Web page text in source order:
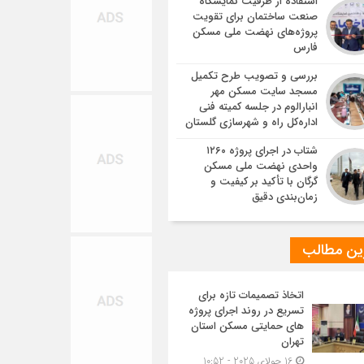
صنعت ساختمان برای تقویت
پروژه‌های نهضت ملی مسکن
فارس
بررسی و تصویب طرح تکمیل
مسجد سایت مسکن مهر
انبارالوم در جلسه کمیته فنی
اداره‌کل راه و شهرسازی گلستان
شتاب در اجرای پروژه ۱۲۶۰
واحدی نهضت ملی مسکن
گرگان با تأکید بر کیفیت و
زمان‌بندی دقیق
مطالب
اتخاذ تصمیمات تازه برای
تسریع در روند اجرای پروژه
های حمایتی مسکن استان
تهران